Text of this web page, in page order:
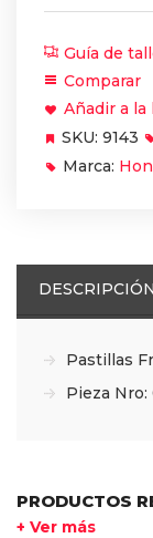
cantidad
Guía de
Comparar
Añadir a la
SKU: 9143
Marca:
DESCRIPCIÓN
Pastillas
Pieza
PRODUCTOS
+ Ver más